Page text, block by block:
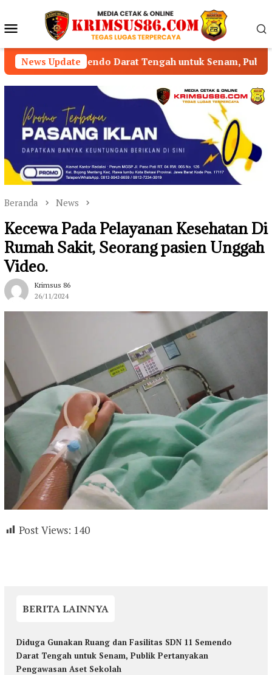
konten Menu
Mobile
News Update
Darat Tengah untuk Senam, Publik Pertanyakan
Beranda News
Kecewa Pada Pelayanan Kesehatan Di
Rumah Sakit, Seorang pasien Unggah
Video.
Krimsus 86
26/11/2024
Post Views: 140
BERITA LAINNYA
Diduga Gunakan Ruang dan Fasilitas SDN 11 Semendo
Darat Tengah untuk Senam, Publik Pertanyakan
Pengawasan Aset Sekolah